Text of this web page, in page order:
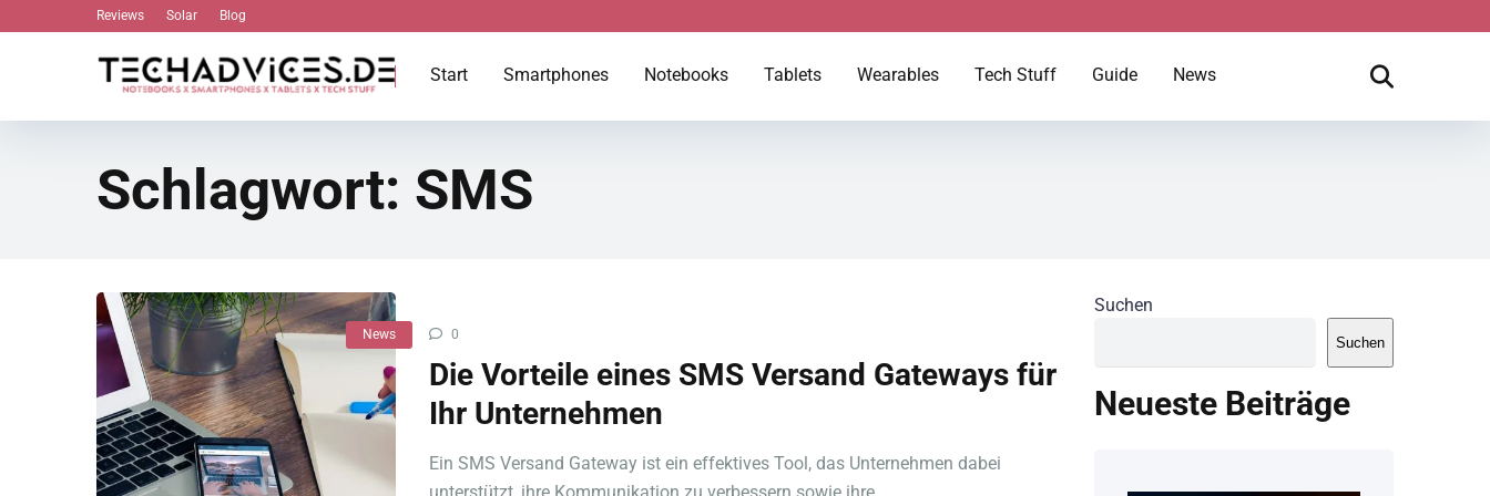
Reviews Solar Blog
Start Smartphones Notebooks Tablets Wearables Tech Stuff Guide News
Schlagwort: SMS
News 0
Die Vorteile eines SMS Versand Gateways für
Ihr Unternehmen
Ein SMS Versand Gateway ist ein effektives Tool, das Unternehmen dabei
Suchen
Suchen
Neueste Beiträge